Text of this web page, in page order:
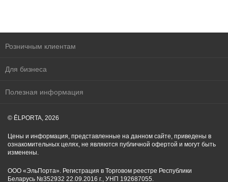
Розничным клиентам
Для бизнеса
Полезная информация
© ĒLPORTA, 2026
Цены и информация, представленные на данном сайте, приведены в
ознакомительных целях, не являются публичной офертой и могут быть
изменены.
ООО «ЭльПорта». Регистрация в Торговом реестре Республики
Беларусь №352932 22.09.2016 г., УНП 192687055.